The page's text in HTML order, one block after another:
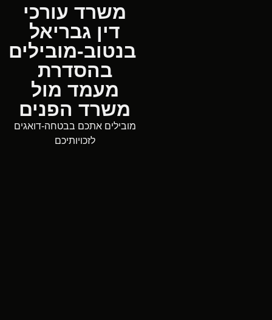
משרד עורכי
דין גבריאל
בנטוב-מובילים
בהסדרת
מעמד מול
משרד הפנים
מובילים אתכם בבטחה-דואגים
לזכויותיכם